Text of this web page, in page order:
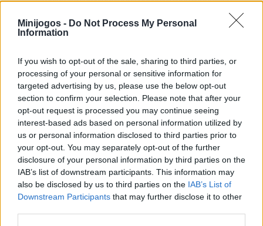
Minijogos - Do Not Process My Personal
Information
If you wish to opt-out of the sale, sharing to third parties, or
processing of your personal or sensitive information for
targeted advertising by us, please use the below opt-out
section to confirm your selection. Please note that after your
opt-out request is processed you may continue seeing
interest-based ads based on personal information utilized by
us or personal information disclosed to third parties prior to
your opt-out. You may separately opt-out of the further
disclosure of your personal information by third parties on the
IAB’s list of downstream participants. This information may
also be disclosed by us to third parties on the IAB’s List of
Downstream Participants that may further disclose it to other
«Mama Kills Animals» — Paródia do jogo «Cooking Mama» para
preparar um peru recheado; junta-te a ela na cozinha e prepara
um bom prato.
Etiquetas
JOGOS DE AÇÃO
JOGOS DE GERENCIAMENTO